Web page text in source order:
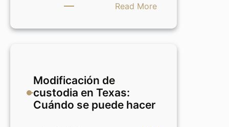
Read More:
engañosas
Modificación de
custodia en Texas:
Cuándo se puede hacer